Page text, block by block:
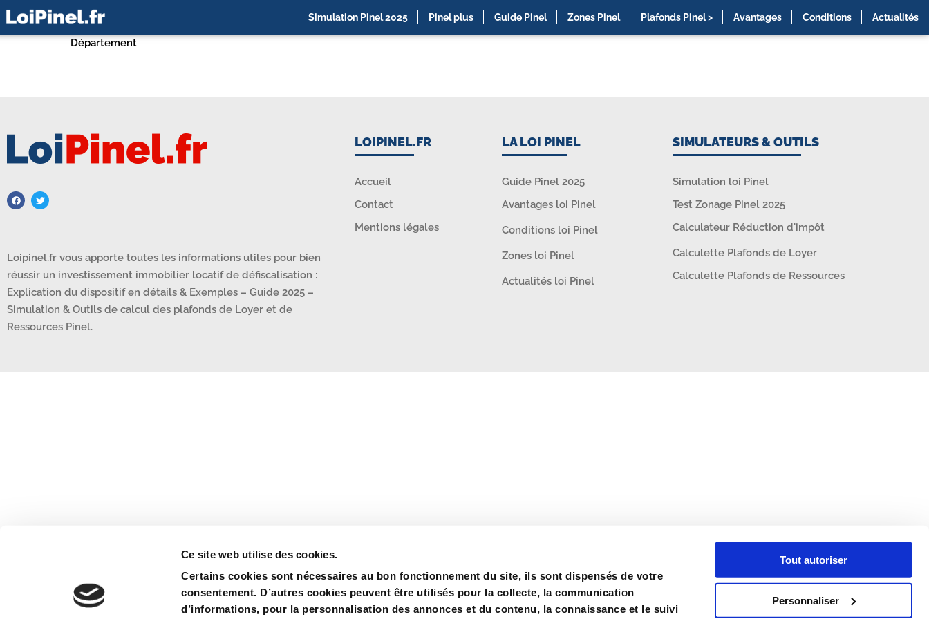
Ce site web utilise des cookies.
Certains cookies sont nécessaires au bon fonctionnement du site, ils sont dispensés de votre
consentement. D’autres cookies peuvent être utilisés pour la collecte, la communication
d’informations, pour la personnalisation des annonces et du contenu, la connaissance et le suivi
Tout autoriser
Personnaliser
Simulation Pinel 2025 Pinel plus Guide Pinel Zones Pinel Plafonds Pinel > Avantages Conditions Actualités
Département
Loipinel.fr vous apporte toutes les informations utiles pour bien
réussir un investissement immobilier locatif de défiscalisation :
Explication du dispositif en détails & Exemples – Guide 2025 –
Simulation & Outils de calcul des plafonds de Loyer et de
Ressources Pinel.
LOIPINEL.FR
Accueil
Contact
Mentions légales
LA LOI PINEL
Guide Pinel 2025
Avantages loi Pinel
Conditions loi Pinel
Zones loi Pinel
Actualités loi Pinel
SIMULATEURS & OUTILS
Simulation loi Pinel
Test Zonage Pinel 2025
Calculateur Réduction d'impôt
Calculette Plafonds de Loyer
Calculette Plafonds de Ressources